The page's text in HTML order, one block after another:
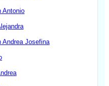
Antonio
Andrea Josefina